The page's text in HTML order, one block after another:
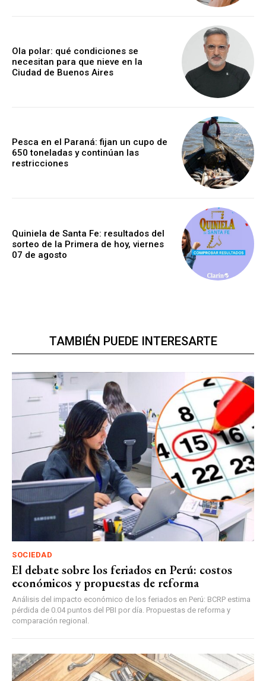
Ola polar: qué condiciones se
necesitan para que nieve en la
Ciudad de Buenos Aires
Pesca en el Paraná: fijan un cupo de
650 toneladas y continúan las
restricciones
Quiniela de Santa Fe: resultados del
sorteo de la Primera de hoy, viernes
07 de agosto
TAMBIÉN PUEDE INTERESARTE
SOCIEDAD
El debate sobre los feriados en Perú: costos
económicos y propuestas de reforma
Análisis del impacto económico de los feriados en Perú: BCRP estima
pérdida de 0.04 puntos del PBI por día. Propuestas de reforma y
comparación regional.